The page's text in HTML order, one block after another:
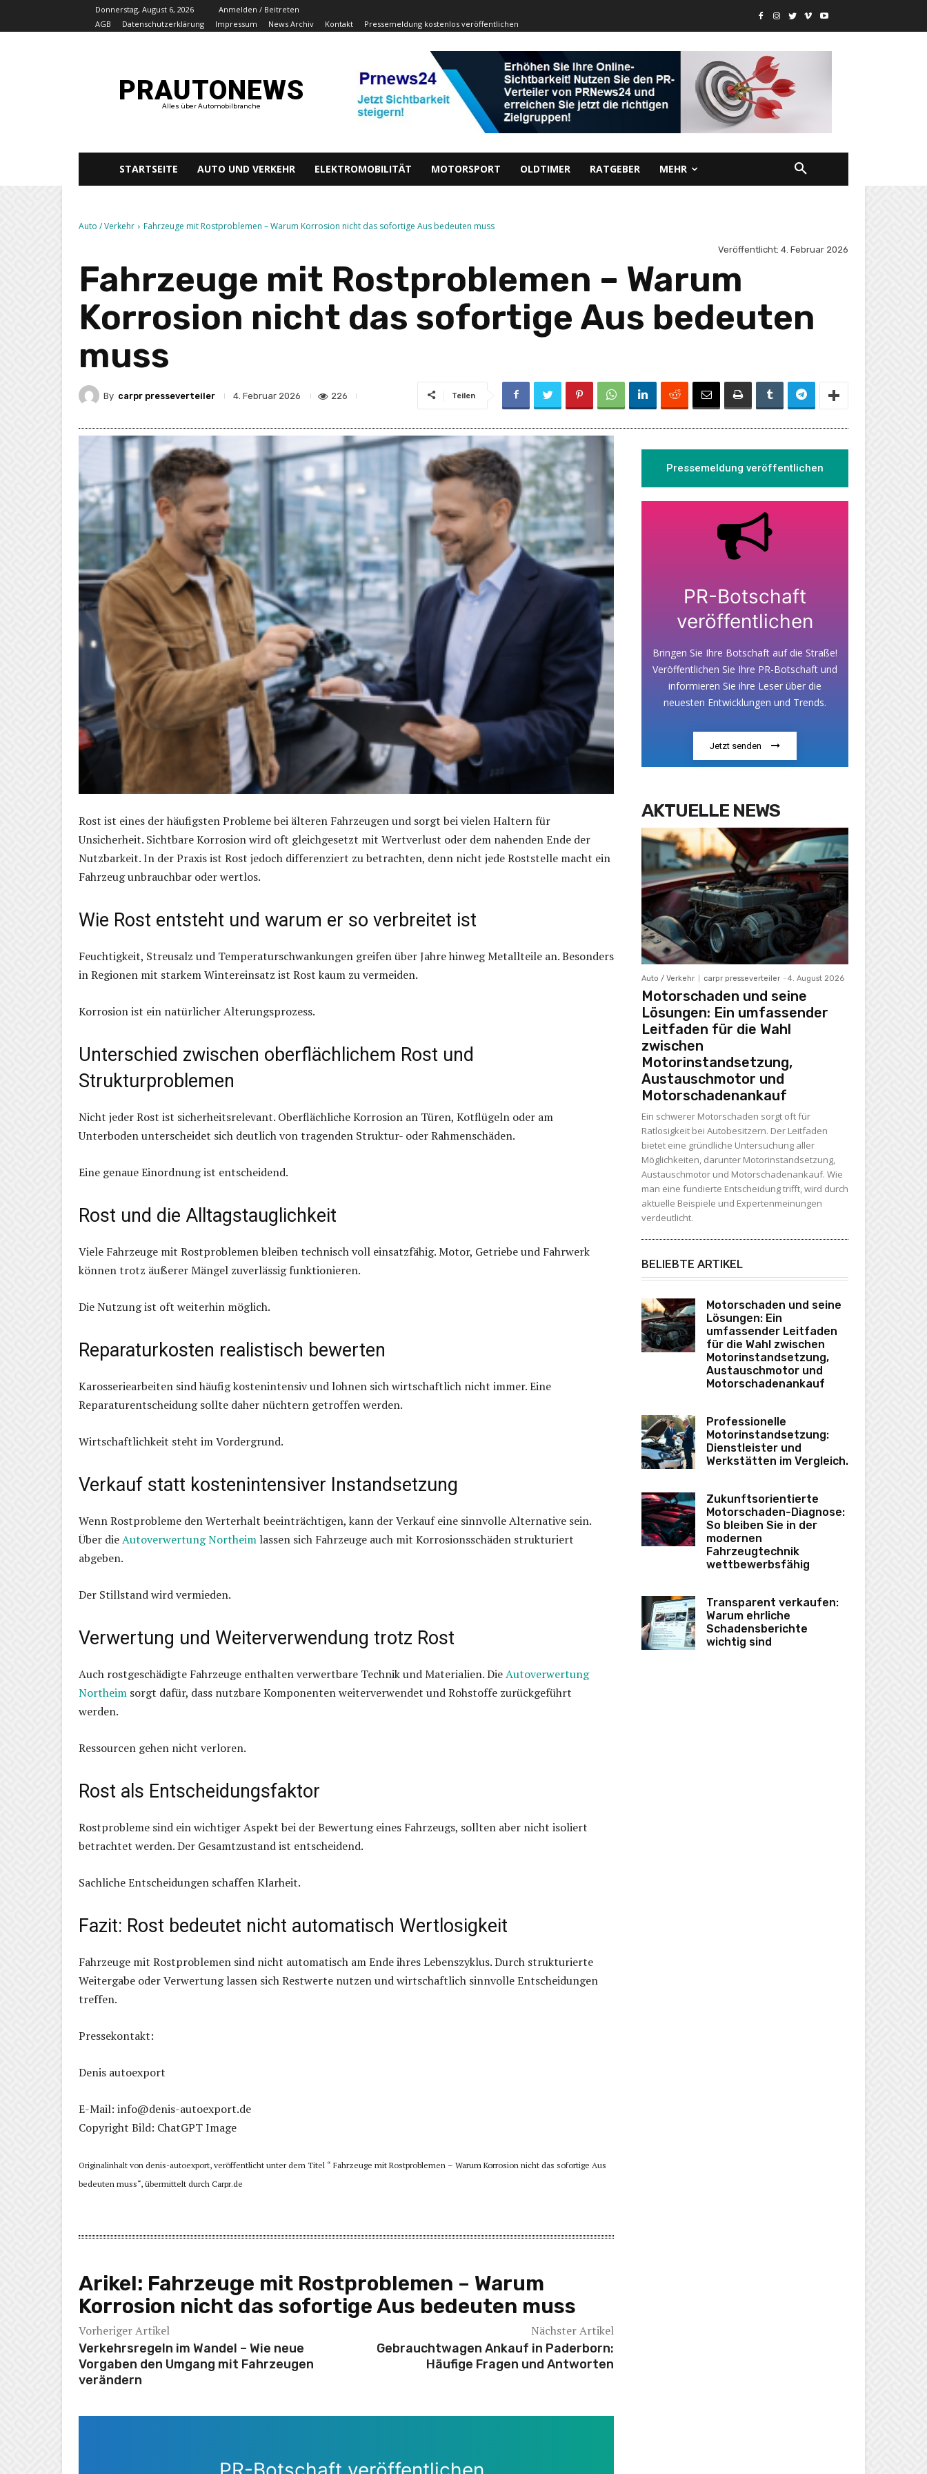
Donnerstag, August 6, 2026
Anmelden / Beitreten
AGB
Datenschutzerklärung Impressum News Archiv Kontakt Pressemeldung kostenlos veröffentlichen
PRAUTONEWS
Alles über Automobilbranche
STARTSEITE AUTO UND VERKEHR ELEKTROMOBILITÄT MOTORSPORT OLDTIMER RATGEBER MEHR
Auto / Verkehr Fahrzeuge mit Rostproblemen – Warum Korrosion nicht das sofortige Aus bedeuten muss
Veröffentlicht: 4. Februar 2026
Fahrzeuge mit Rostproblemen – Warum
Korrosion nicht das sofortige Aus bedeuten
muss
By carpr presseverteiler 4. Februar 2026 226 Teilen
Rost ist eines der häufigsten Probleme bei älteren Fahrzeugen und sorgt bei vielen Haltern für
Unsicherheit. Sichtbare Korrosion wird oft gleichgesetzt mit Wertverlust oder dem nahenden Ende der
Nutzbarkeit. In der Praxis ist Rost jedoch differenziert zu betrachten, denn nicht jede Roststelle macht ein
Fahrzeug unbrauchbar oder wertlos.
Wie Rost entsteht und warum er so verbreitet ist
Feuchtigkeit, Streusalz und Temperaturschwankungen greifen über Jahre hinweg Metallteile an. Besonders
in Regionen mit starkem Wintereinsatz ist Rost kaum zu vermeiden.
Korrosion ist ein natürlicher Alterungsprozess.
Unterschied zwischen oberflächlichem Rost und
Strukturproblemen
Nicht jeder Rost ist sicherheitsrelevant. Oberflächliche Korrosion an Türen, Kotflügeln oder am
Unterboden unterscheidet sich deutlich von tragenden Struktur- oder Rahmenschäden.
Eine genaue Einordnung ist entscheidend.
Rost und die Alltagstauglichkeit
Viele Fahrzeuge mit Rostproblemen bleiben technisch voll einsatzfähig. Motor, Getriebe und Fahrwerk
können trotz äußerer Mängel zuverlässig funktionieren.
Die Nutzung ist oft weiterhin möglich.
Reparaturkosten realistisch bewerten
Karosseriearbeiten sind häufig kostenintensiv und lohnen sich wirtschaftlich nicht immer. Eine
Reparaturentscheidung sollte daher nüchtern getroffen werden.
Wirtschaftlichkeit steht im Vordergrund.
Verkauf statt kostenintensiver Instandsetzung
Wenn Rostprobleme den Werterhalt beeinträchtigen, kann der Verkauf eine sinnvolle Alternative sein.
Über dieAutoverwertung Northeim lassen sich Fahrzeuge auch mit Korrosionsschäden strukturiert
abgeben.
Der Stillstand wird vermieden.
Verwertung und Weiterverwendung trotz Rost
Auch rostgeschädigte Fahrzeuge enthalten verwertbare Technik und Materialien. DieAutoverwertung
Northeim sorgt dafür, dass nutzbare Komponenten weiterverwendet und Rohstoffe zurückgeführt
werden.
Ressourcen gehen nicht verloren.
Rost als Entscheidungsfaktor
Rostprobleme sind ein wichtiger Aspekt bei der Bewertung eines Fahrzeugs, sollten aber nicht isoliert
betrachtet werden. Der Gesamtzustand ist entscheidend.
Sachliche Entscheidungen schaffen Klarheit.
Fazit: Rost bedeutet nicht automatisch Wertlosigkeit
Fahrzeuge mit Rostproblemen sind nicht automatisch am Ende ihres Lebenszyklus. Durch strukturierte
Weitergabe oder Verwertung lassen sich Restwerte nutzen und wirtschaftlich sinnvolle Entscheidungen
treffen.
Pressekontakt:
Denis autoexport
E-Mail: info@denis-autoexport.de
Copyright Bild: ChatGPT Image
Originalinhalt von denis-autoexport, veröffentlicht unter dem Titel “ Fahrzeuge mit Rostproblemen – Warum Korrosion nicht das sofortige Aus
bedeuten muss“, übermittelt durch Carpr.de
Arikel: Fahrzeuge mit Rostproblemen – Warum
Korrosion nicht das sofortige Aus bedeuten muss
Vorheriger Artikel
Verkehrsregeln im Wandel – Wie neue
Vorgaben den Umgang mit Fahrzeugen
verändern
Nächster Artikel
Gebrauchtwagen Ankauf in Paderborn:
Häufige Fragen und Antworten
Pressemeldung veröffentlichen
PR-Botschaft
veröffentlichen
Bringen Sie Ihre Botschaft auf die Straße!
Veröffentlichen Sie Ihre PR-Botschaft und
informieren Sie ihre Leser über die
neuesten Entwicklungen und Trends.
Jetzt senden
AKTUELLE NEWS
Auto / Verkehr carpr presseverteiler - 4. August 2026
Motorschaden und seine
Lösungen: Ein umfassender
Leitfaden für die Wahl
zwischen
Motorinstandsetzung,
Austauschmotor und
Motorschadenankauf
Ein schwerer Motorschaden sorgt oft für
Ratlosigkeit bei Autobesitzern. Der Leitfaden
bietet eine gründliche Untersuchung aller
Möglichkeiten, darunter Motorinstandsetzung,
Austauschmotor und Motorschadenankauf. Wie
man eine fundierte Entscheidung trifft, wird durch
aktuelle Beispiele und Expertenmeinungen
verdeutlicht.
BELIEBTE ARTIKEL
Motorschaden und seine
Lösungen: Ein
umfassender Leitfaden
für die Wahl zwischen
Motorinstandsetzung,
Austauschmotor und
Motorschadenankauf
Professionelle
Motorinstandsetzung:
Dienstleister und
Werkstätten im Vergleich.
Zukunftsorientierte
Motorschaden-Diagnose:
So bleiben Sie in der
modernen
Fahrzeugtechnik
wettbewerbsfähig
Transparent verkaufen:
Warum ehrliche
Schadensberichte
wichtig sind